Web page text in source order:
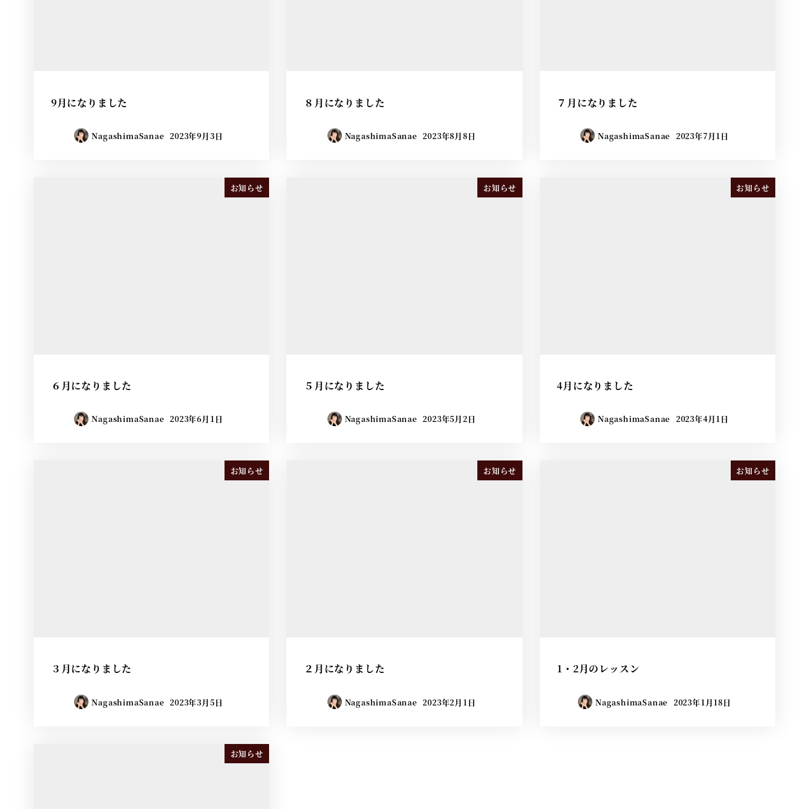
9月になりました
NagashimaSanae 2023年9月3日
８月になりました
NagashimaSanae 2023年8月8日
７月になりました
NagashimaSanae 2023年7月1日
お知らせ
６月になりました
NagashimaSanae 2023年6月1日
お知らせ
５月になりました
NagashimaSanae 2023年5月2日
お知らせ
4月になりました
NagashimaSanae 2023年4月1日
お知らせ
３月になりました
NagashimaSanae 2023年3月5日
お知らせ
２月になりました
NagashimaSanae 2023年2月1日
お知らせ
1・2月のレッスン
NagashimaSanae 2023年1月18日
お知らせ